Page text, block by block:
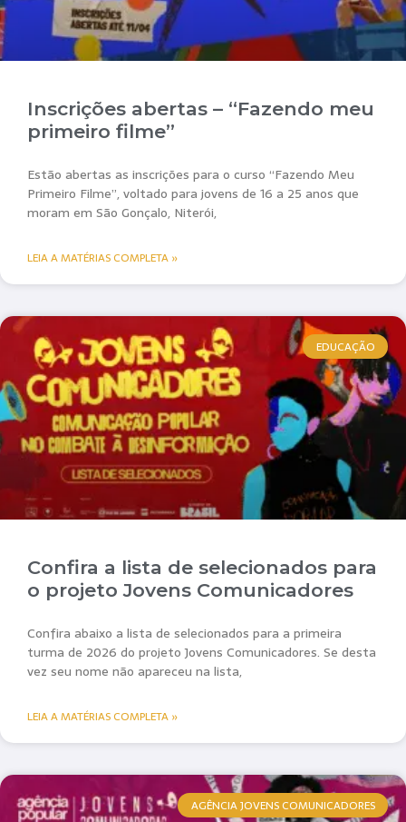
Inscrições abertas – “Fazendo meu
primeiro filme”
Estão abertas as inscrições para o curso “Fazendo Meu
Primeiro Filme”, voltado para jovens de 16 a 25 anos que
moram em São Gonçalo, Niterói,
LEIA A MATÉRIAS COMPLETA »
EDUCAÇÃO
Confira a lista de selecionados para
o projeto Jovens Comunicadores
Confira abaixo a lista de selecionados para a primeira
turma de 2026 do projeto Jovens Comunicadores. Se desta
vez seu nome não apareceu na lista,
LEIA A MATÉRIAS COMPLETA »
AGÊNCIA JOVENS COMUNICADORES